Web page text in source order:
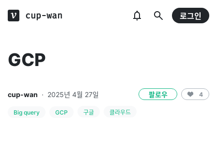
cup-wan 로그인
GCP
cup-wan · 2025년 4월 27일 팔로우 4
Big query GCP 구글 클라우드